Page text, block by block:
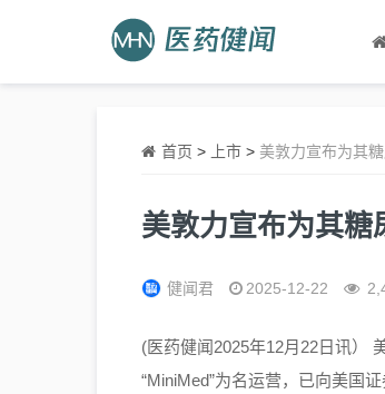
首页 > 上市 > 美敦力宣布为其
美敦力宣布为其
健闻君 2025-12-22
(医药健闻2025年12月22日讯）
“MiniMed”为名运营，已向美国